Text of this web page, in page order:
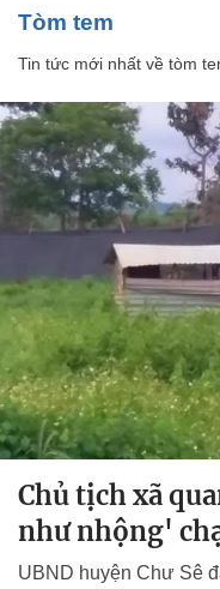
tòm tem
Tin tức mới nhất về tòm
Chủ tịch xã
như nhộng'
UBND huyện Chư Sê